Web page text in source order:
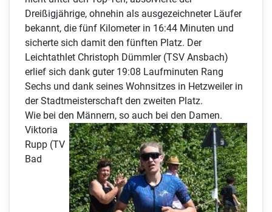
Dreißigjährige, ohnehin als ausgezeichneter Läufer
bekannt, die fünf Kilometer in 16:44 Minuten und
sicherte sich damit den fünften Platz. Der
Leichtathlet Christoph Dümmler (TSV Ansbach)
erlief sich dank guter 19:08 Laufminuten Rang
Sechs und dank seines Wohnsitzes in Hetzweiler in
der Stadtmeisterschaft den zweiten Platz.
Wie bei den Männern, so auch bei den Damen.
Viktoria
Rupp (TV
Bad